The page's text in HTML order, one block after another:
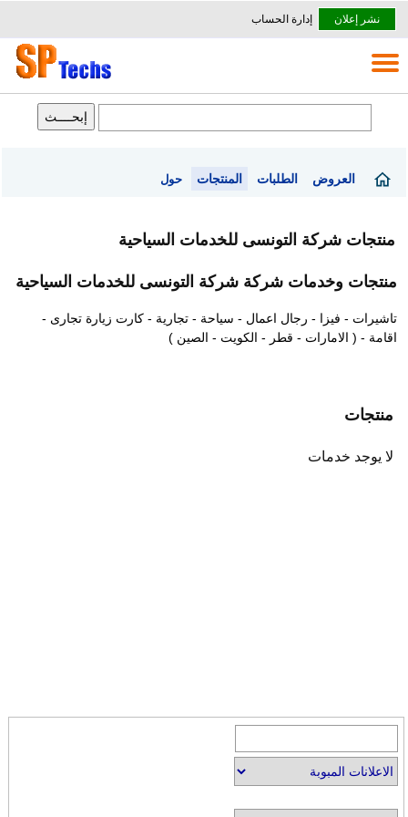
نشر إعلان إدارة الحساب
العروض الطلبات المنتجات حول
منتجات شركة التونسى للخدمات السياحية
منتجات وخدمات شركة شركة التونسى للخدمات السياحية
تاشيرات - فيزا - رجال اعمال - سياحة - تجارية - كارت زيارة تجارى -
اقامة - ( الامارات - قطر - الكويت - الصين )
منتجات
لا يوجد خدمات